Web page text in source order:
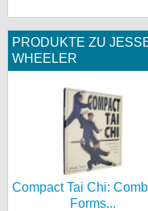
PRODUKTE ZU
WHEELER
Compact Tai Chi:
Forms...